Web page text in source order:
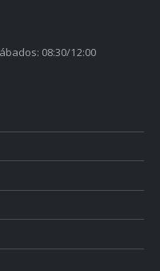
08:30/12:00